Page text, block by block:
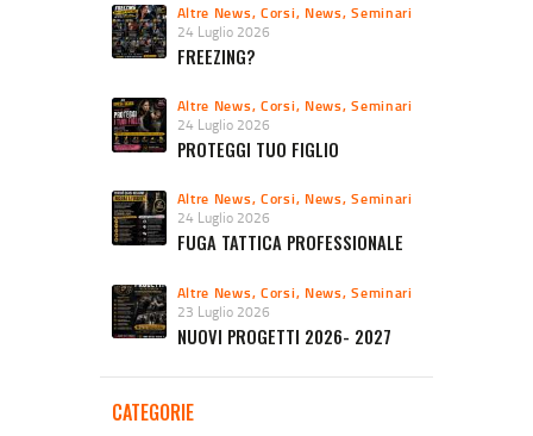
Altre News,Corsi, News,Seminari
24 Luglio 2026
FREEZING?
Altre News,Corsi, News,Seminari
24 Luglio 2026
PROTEGGI TUO FIGLIO
Altre News,Corsi, News,Seminari
24 Luglio 2026
FUGA TATTICA PROFESSIONALE
Altre News,Corsi, News,Seminari
23 Luglio 2026
NUOVI PROGETTI 2026- 2027
CATEGORIE